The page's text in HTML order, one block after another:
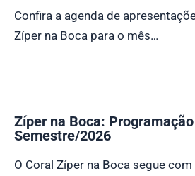
Confira a agenda de
Zíper na Boca para o mês…
Zíper na Boca: Programação
Semestre/2026
O Coral Zíper na Boca segue